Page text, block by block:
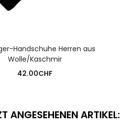
Handschuhe Herren aus
Wolle/Kaschmir
42.00CHF
ANGESEHENEN ARTIKEL: